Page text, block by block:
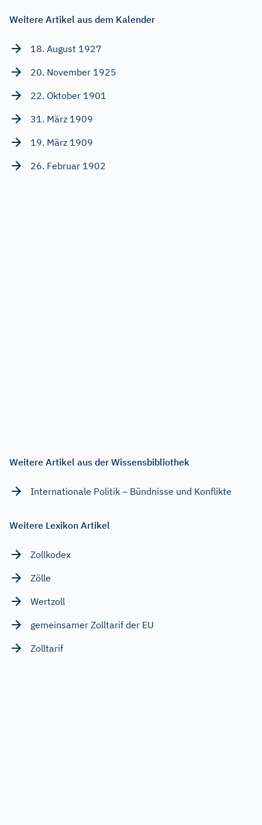
Weitere Artikel aus dem Kalender
18. August 1927
20. November 1925
22. Oktober 1901
31. März 1909
19. März 1909
26. Februar 1902
Weitere Artikel aus der Wissensbibliothek
Internationale Politik – Bündnisse und Konflikte
Weitere Lexikon Artikel
Zollkodex
Zölle
Wertzoll
gemeinsamer Zolltarif der EU
Zolltarif